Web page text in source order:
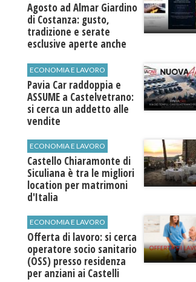
Agosto ad Almar Giardino
di Costanza: gusto,
tradizione e serate
esclusive aperte anche
ECONOMIA E LAVORO
Pavia Car raddoppia e
ASSUME a Castelvetrano:
si cerca un addetto alle
vendite
ECONOMIA E LAVORO
Castello Chiaramonte di
Siculiana è tra le migliori
location per matrimoni
d'Italia
ECONOMIA E LAVORO
Offerta di lavoro: si cerca
operatore socio sanitario
(OSS) presso residenza
per anziani ai Castelli